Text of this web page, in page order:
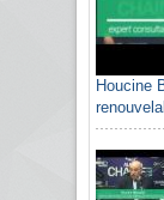
Houcine